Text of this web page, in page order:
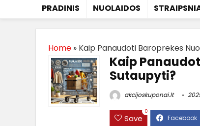
PRADINIS NUOLAIDOS
Home » Kaip Panaudoti Baroprekes
Kaip
Sutaupyti?
akcijoskuponai.lt
Save
0